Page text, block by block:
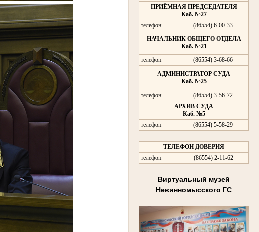
ПРИЁМНАЯ ПРЕДСЕДАТЕЛЯ
Каб. №27
телефон
(86554) 6-00-33
НАЧАЛЬНИК ОБЩЕГО ОТДЕЛА
Каб. №21
телефон
(86554) 3-68-66
АДМИНИСТРАТОР СУДА
Каб. №25
телефон
(86554) 3-56-72
АРХИВ СУДА
Каб. №5
телефон
(86554) 5-58-29
ТЕЛЕФОН ДОВЕРИЯ
телефон
(86554) 2-11-62
Виртуальный музей
Невинномысского ГС